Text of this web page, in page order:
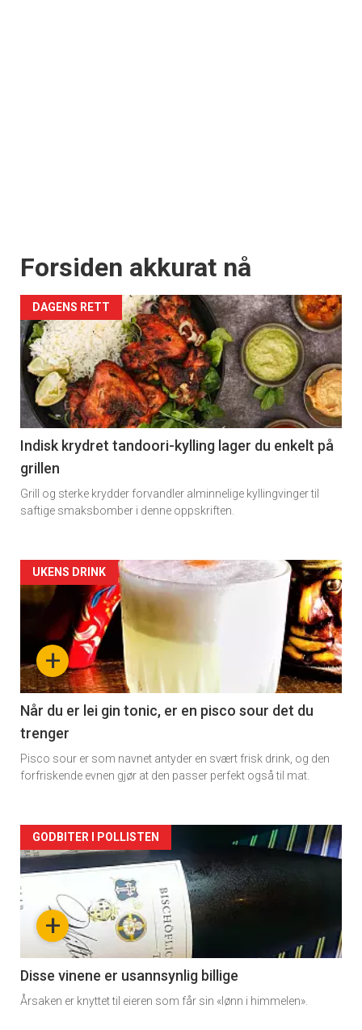
Forsiden akkurat nå
DAGENS RETT
Indisk krydret tandoori-kylling lager du enkelt på
grillen
Grill og sterke krydder forvandler alminnelige kyllingvinger til
saftige smaksbomber i denne oppskriften.
Forsiden
akkurat
nå
-
2
+
UKENS DRINK
Når du er lei gin tonic, er en pisco sour det du
trenger
Pisco sour er som navnet antyder en svært frisk drink, og den
forfriskende evnen gjør at den passer perfekt også til mat.
Forsiden
akkurat
nå
3
+
GODBITER I POLLISTEN
Disse vinene er usannsynlig billige
Årsaken er knyttet til eieren som får sin «lønn i himmelen».